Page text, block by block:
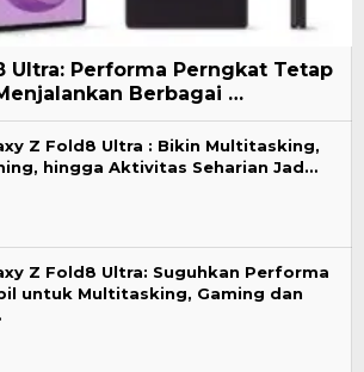
Ultra: Performa Perngkat Tetap
Berbagai …
Z Fold8 Ultra : Bikin Multitasking,
hingga Aktivitas Seharian Jad…
Z Fold8 Ultra: Suguhkan Performa
untuk Multitasking, Gaming dan